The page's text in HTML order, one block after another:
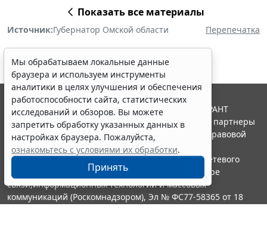
Показать все материалы
Источник:Губернатор Омской области Перепечатка
Мы обрабатываем локальные данные
браузера и используем инструменты
аналитики в целях улучшения и обеспечения
работоспособности сайта, статистических
исследований и обзоров. Вы можете
запретить обработку указанных данных в
настройках браузера. Пожалуйста,
ознакомьтесь с условиями их обработки.
Принять
© ООО "НПП "ГАРАНТ-СЕРВИС", 2026. Система ГАРАНТ
выпускается с 1990 года. Компания "Гарант" и ее партнеры
являются участниками Российской ассоциации правовой
информации ГАРАНТ.
Портал ГАРАНТ.РУ зарегистрирован в качестве сетевого
издания Федеральной службой по надзору в сфере
связи,информационных технологий и массовых
коммуникаций (Роскомнадзором), Эл № ФС77-58365 от 18